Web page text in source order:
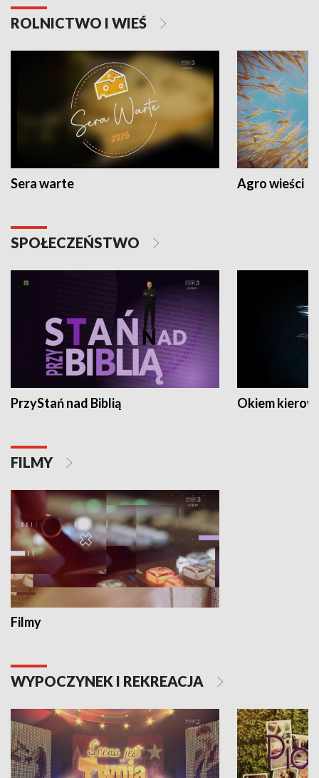
ROLNICTWO I WIEŚ
Sera warte Agro wieści
SPOŁECZEŃSTWO
PrzyStań nad Biblią Okiem
FILMY
Filmy
WYPOCZYNEK I REKREACJA